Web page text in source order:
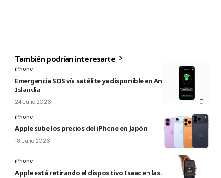
También podrían interesarte
iPhone
Emergencia SOS vía satélite ya disponible en Andorra e
Islandia
24 Julio 2026
iPhone
Apple sube los precios del iPhone en Japón
18 Julio 2026
iPhone
Apple está retirando el dispositivo Isaac en las Apple Store